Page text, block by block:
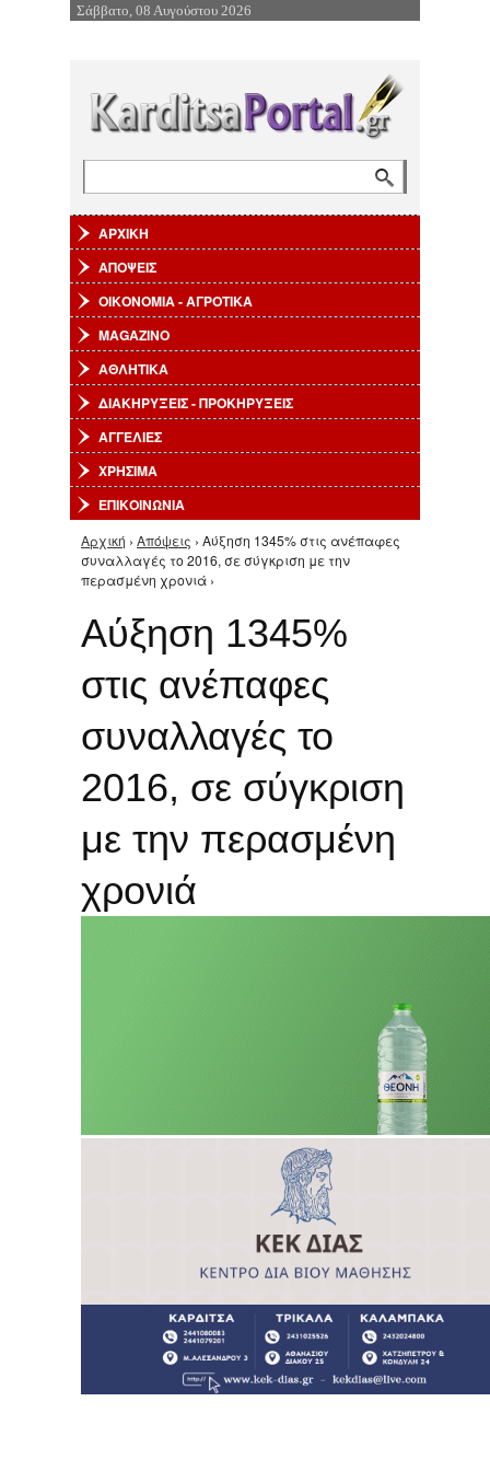
Επιστροφή στην Πλοήγηση
Σάββατο, 08 Αυγούστου 2026
ΑΡΧΙΚΗ
ΑΠΟΨΕΙΣ
ΟΙΚΟΝΟΜΙΑ - ΑΓΡΟΤΙΚΑ
MAGAZINO
ΑΘΛΗΤΙΚΑ
ΔΙΑΚΗΡΥΞΕΙΣ - ΠΡΟΚΗΡΥΞΕΙΣ
ΑΓΓΕΛΙΕΣ
ΧΡΗΣΙΜΑ
ΕΠΙΚΟΙΝΩΝΙΑ
Είστε εδώ
Αρχική › Απόψεις › Αύξηση 1345% στις ανέπαφες
συναλλαγές το 2016, σε σύγκριση με την
περασμένη χρονιά ›
Αύξηση 1345%
στις ανέπαφες
συναλλαγές το
2016, σε σύγκριση
με την περασμένη
χρονιά